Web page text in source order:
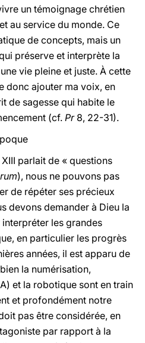
un témoignage chrétien
au service du monde. Ce
de concepts, mais un
préserve et interprète la
vie pleine et juste. À cette
donc ajouter ma voix, en
de sagesse qui habite le
(cf. Pr8, 22-31).
parlait de « questions
), nous ne pouvons pas
de répéter ses précieux
devons demander à Dieu la
les grandes
en particulier les progrès
années, il est apparu de
la numérisation,
et la robotique sont en train
et profondément notre
pas être considérée, en
par rapport à la